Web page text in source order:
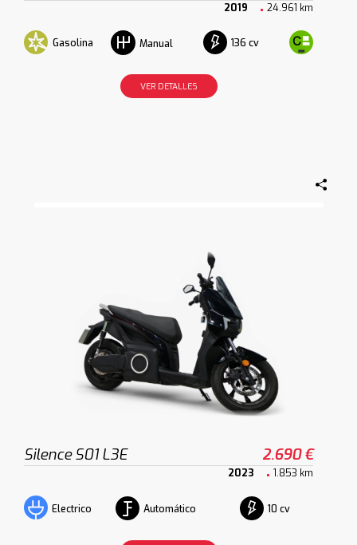
2019 24.961 km
Gasolina Manual 136 cv
VER DETALLES
Silence S01 L3E 2.690 €
2023 1.853 km
Electrico Automático 10 cv